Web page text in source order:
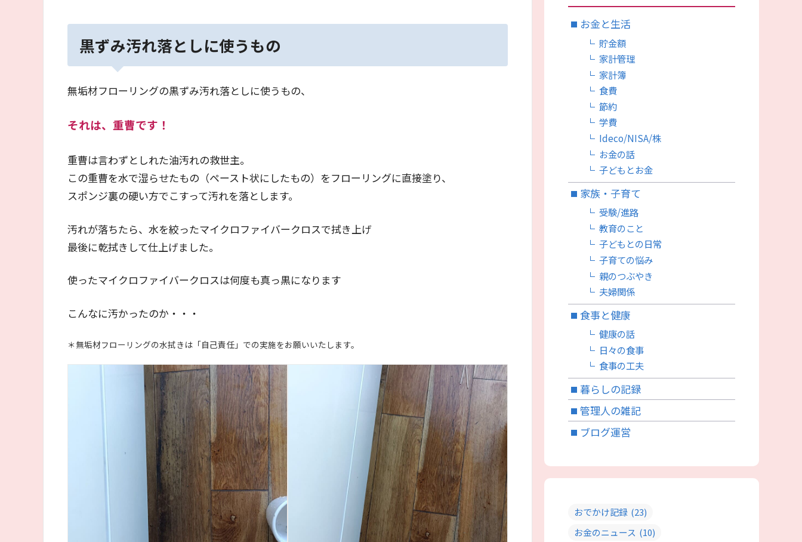
黒ずみ汚れ落としに使うもの
無垢材フローリングの黒ずみ汚れ落としに使うもの、
それは、重曹です！
重曹は言わずとしれた油汚れの救世主。
この重曹を水で湿らせたもの（ペースト状にしたもの）をフローリングに直接塗り、
スポンジ裏の硬い方でこすって汚れを落とします。
汚れが落ちたら、水を絞ったマイクロファイバークロスで拭き上げ
最後に乾拭きして仕上げました。
使ったマイクロファイバークロスは何度も真っ黒になります
こんなに汚かったのか・・・
＊無垢材フローリングの水拭きは「自己責任」での実施をお願いいたします。
お金と生活
貯金額
家計管理
家計簿
食費
節約
学費
Ideco/NISA/株
お金の話
子どもとお金
家族・子育て
受験/進路
教育のこと
子どもとの日常
子育ての悩み
親のつぶやき
夫婦関係
食事と健康
健康の話
日々の食事
食事の工夫
暮らしの記録
管理人の雑記
ブログ運営
おでかけ記録 (23)
お金のニュース (10)